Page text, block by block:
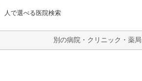
人で選べる医院検索
病院なび